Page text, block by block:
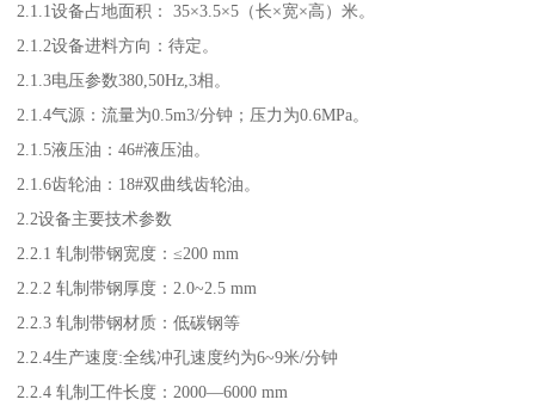
2.1.1设备占地面积： 35×3.5×5（长×宽×高）米。
2.1.2设备进料方向：待定。
2.1.3电压参数380,50Hz,3相。
2.1.4气源：流量为0.5m3/分钟；压力为0.6MPa。
2.1.5液压油：46#液压油。
2.1.6齿轮油：18#双曲线齿轮油。
2.2设备主要技术参数
2.2.1 轧制带钢宽度：≤200 mm
2.2.2 轧制带钢厚度：2.0~2.5 mm
2.2.3 轧制带钢材质：低碳钢等
2.2.4生产速度:全线冲孔速度约为6~9米/分钟
2.2.4 轧制工件长度：2000—6000 mm